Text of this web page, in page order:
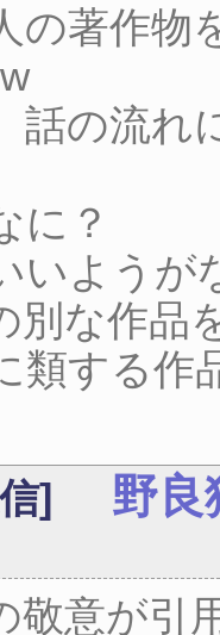
の著作物
話の流れ
に？
いようが
別な作品
類する作
] 野良
敬意が引